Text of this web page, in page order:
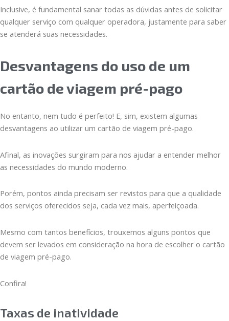
Inclusive, é fundamental sanar todas as dúvidas antes de solicitar
qualquer serviço com qualquer operadora, justamente para saber
se atenderá suas necessidades.
Desvantagens do uso de um
cartão de viagem pré-pago
No entanto, nem tudo é perfeito! E, sim, existem algumas
desvantagens ao utilizar um cartão de viagem pré-pago.
Afinal, as inovações surgiram para nos ajudar a entender melhor
as necessidades do mundo moderno.
Porém, pontos ainda precisam ser revistos para que a qualidade
dos serviços oferecidos seja, cada vez mais, aperfeiçoada.
Mesmo com tantos benefícios, trouxemos alguns pontos que
devem ser levados em consideração na hora de escolher o cartão
de viagem pré-pago.
Confira!
Taxas de inatividade